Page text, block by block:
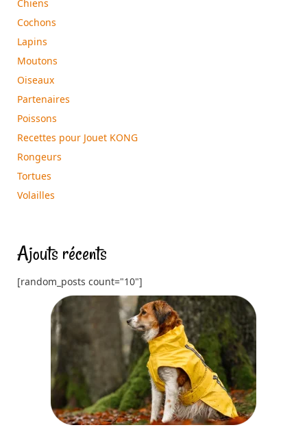
Chiens
Cochons
Lapins
Moutons
Oiseaux
Partenaires
Poissons
Recettes pour Jouet KONG
Rongeurs
Tortues
Volailles
Ajouts récents
[random_posts count="10"]